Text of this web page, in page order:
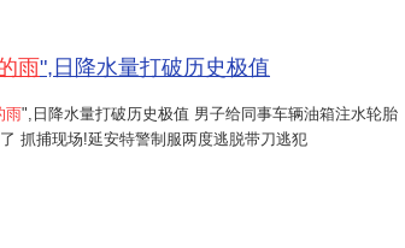
雨",日降水量打破历史极值
雨",日降水量打破历史极值 男子给同事车辆油箱注水轮胎
抓捕现场!延安特警制服两度逃脱带刀逃犯